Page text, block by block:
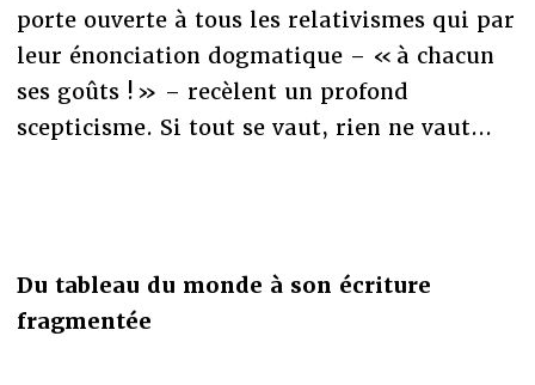
porte ouverte à tous les relativismes qui par
leur énonciation dogmatique – « à chacun
ses goûts ! » – recèlent un profond
scepticisme. Si tout se vaut, rien ne vaut...
Du tableau du monde à son écriture
fragmentée